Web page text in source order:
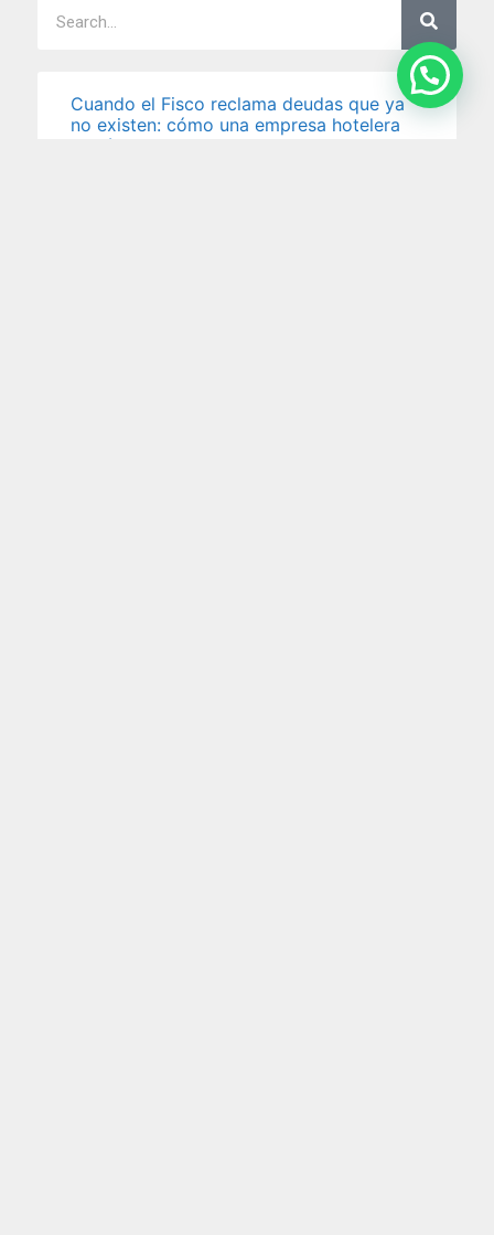
Cuando el Fisco reclama deudas que ya
no existen: cómo una empresa hotelera
logró levantar embargos y neutralizar una